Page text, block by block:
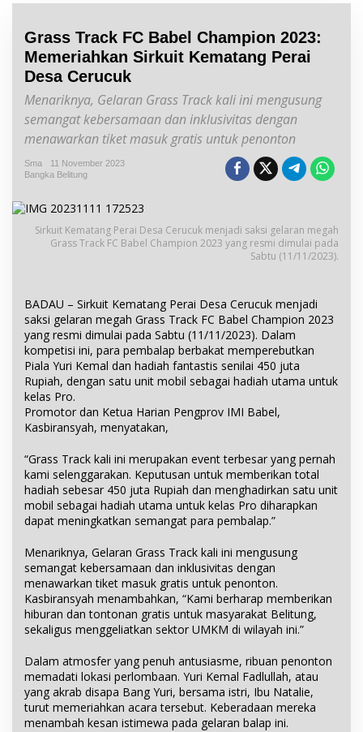
Grass Track FC Babel Champion 2023:
Memeriahkan Sirkuit Kematang Perai
Desa Cerucuk
Menariknya, Gelaran Grass Track kali ini mengusung
semangat kebersamaan dan inklusivitas dengan
menawarkan tiket masuk gratis untuk penonton
Sma
11 November 2023
Bangka Belitung
Sirkuit Kematang Perai Desa Cerucuk menjadi saksi gelaran megah
Grass Track FC Babel Champion 2023 yang resmi dimulai pada
Sabtu (11/11/2023).
BADAU – Sirkuit Kematang Perai Desa Cerucuk menjadi
saksi gelaran megah Grass Track FC Babel Champion 2023
yang resmi dimulai pada Sabtu (11/11/2023). Dalam
kompetisi ini, para pembalap berbakat memperebutkan
Piala Yuri Kemal dan hadiah fantastis senilai 450 juta
Rupiah, dengan satu unit mobil sebagai hadiah utama untuk
kelas Pro.
Promotor dan Ketua Harian Pengprov IMI Babel,
Kasbiransyah, menyatakan,
“Grass Track kali ini merupakan event terbesar yang pernah
kami selenggarakan. Keputusan untuk memberikan total
hadiah sebesar 450 juta Rupiah dan menghadirkan satu unit
mobil sebagai hadiah utama untuk kelas Pro diharapkan
dapat meningkatkan semangat para pembalap.”
Menariknya, Gelaran Grass Track kali ini mengusung
semangat kebersamaan dan inklusivitas dengan
menawarkan tiket masuk gratis untuk penonton.
Kasbiransyah menambahkan, “Kami berharap memberikan
hiburan dan tontonan gratis untuk masyarakat Belitung,
sekaligus menggeliatkan sektor UMKM di wilayah ini.”
Dalam atmosfer yang penuh antusiasme, ribuan penonton
memadati lokasi perlombaan. Yuri Kemal Fadlullah, atau
yang akrab disapa Bang Yuri, bersama istri, Ibu Natalie,
turut memeriahkan acara tersebut. Keberadaan mereka
menambah kesan istimewa pada gelaran balap ini.